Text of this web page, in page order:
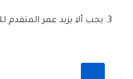
يجب ألا يزيد عمر المتقدم